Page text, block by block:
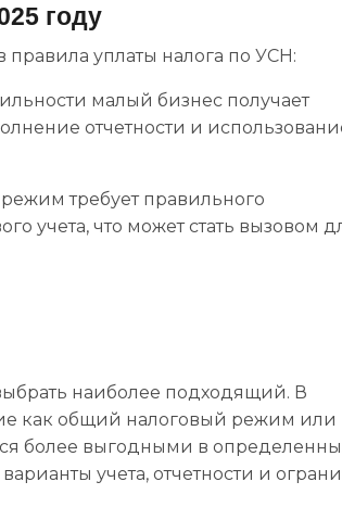
году
уплаты налога по УСН:
малый бизнес получает
отчетности и
требует правильного
учета, что может стать вызовом
наиболее подходящий. В
как общий налоговый режим или
более выгодными в
учета, отчетности и